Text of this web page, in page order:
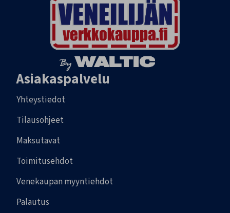
Asiakaspalvelu
Yhteystiedot
Tilausohjeet
Maksutavat
Toimitusehdot
Venekaupan myyntiehdot
Palautus